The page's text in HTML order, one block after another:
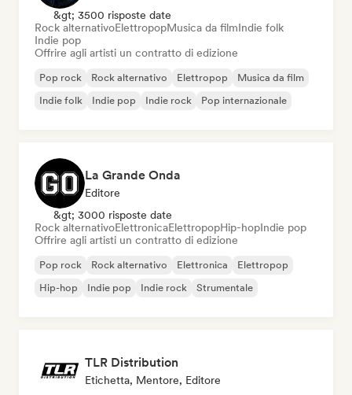
&gt; 3500 risposte date
Rock alternativoElettropopMusica da filmIndie folk
Indie pop
Offrire agli artisti un contratto di edizione
Pop rock Rock alternativo Elettropop
Musica da film
Indie folk
Indie pop Indie rock Pop internazionale
La Grande Onda
Editore
&gt; 3000 risposte date
Rock alternativoElettronicaElettropopHip-hopIndie pop
Offrire agli artisti un contratto di edizione
Pop rock Rock alternativo Elettronica
Elettropop
Hip-hop
Indie pop Indie rock Strumentale
TLR Distribution
Etichetta, Mentore, Editore